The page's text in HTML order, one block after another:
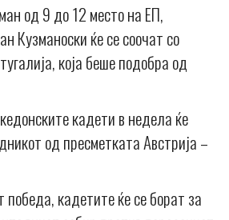
од 9 до 12 место на ЕП,
Кузманоски ќе се соочат со
која беше подобра од
кадети в недела ќе
од пресметката Австрија –
кадетите ќе се борат за